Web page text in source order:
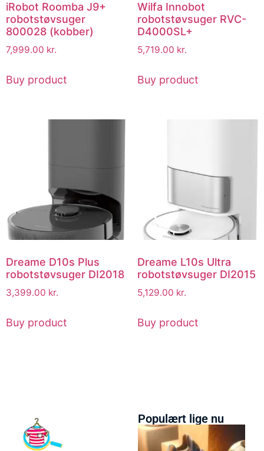
iRobot Roomba J9+
robotstøvsuger
800028 (kobber)
7,999.00 kr.
Buy product
Wilfa Innobot
robotstøvsuger RVC-
D4000SL+
5,719.00 kr.
Buy product
Dreame D10s Plus
robotstøvsuger DI2018
3,399.00 kr.
Buy product
Dreame L10s Ultra
robotstøvsuger DI2015
5,129.00 kr.
Buy product
Populært lige nu